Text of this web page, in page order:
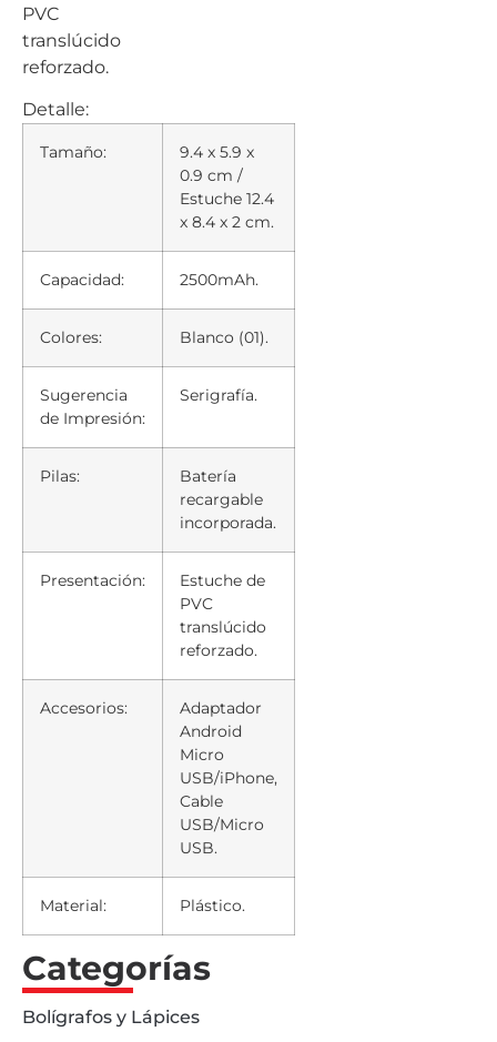
PVC
translúcido
reforzado.
Detalle:
Tamaño:
9.4 x 5.9 x
0.9 cm /
Estuche 12.4
x 8.4 x 2 cm.
Capacidad: 2500mAh.
Colores: Blanco (01).
Sugerencia
de Impresión:
Serigrafía.
Pilas:
Batería
recargable
incorporada.
Presentación:
Estuche de
PVC
translúcido
reforzado.
Accesorios:
Adaptador
Android
Micro
USB/iPhone,
Cable
USB/Micro
USB.
Material: Plástico.
Categorías
Bolígrafos y Lápices